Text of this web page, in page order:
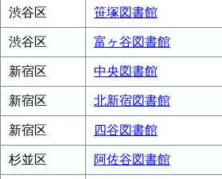
渋谷区 笹塚図書館
渋谷区 富ヶ谷図書館
新宿区 中央図書館
新宿区 北新宿図書館
新宿区 四谷図書館
杉並区 阿佐谷図書館